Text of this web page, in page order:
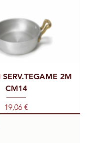
SERV.TEGAME 2M
CM14
Prezzo
19,06 €